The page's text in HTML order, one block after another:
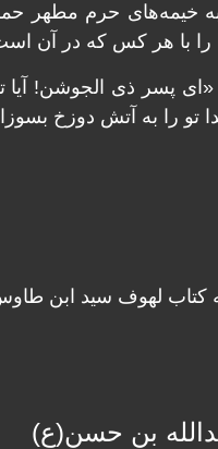
خيمه‌های حرم مطهر
را با هر كس كه در آن
پسر ذی الجوشن! آيا
تو را به آتش دوزخ
كتاب لهوف سيد ابن
بن حسن(ع)